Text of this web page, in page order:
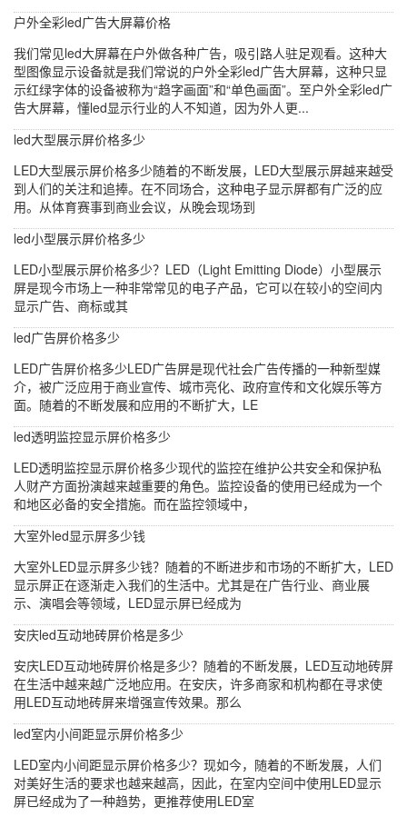
户外全彩led广告大屏幕价格
我们常见led大屏幕在户外做各种广告，吸引路人驻足观看。这种大
型图像显示设备就是我们常说的户外全彩led广告大屏幕，这种只显
示红绿字体的设备被称为“趋字画面”和“单色画面”。至户外全彩led广
告大屏幕，懂led显示行业的人不知道，因为外人更...
led大型展示屏价格多少
LED大型展示屏价格多少随着的不断发展，LED大型展示屏越来越受
到人们的关注和追捧。在不同场合，这种电子显示屏都有广泛的应
用。从体育赛事到商业会议，从晚会现场到
led小型展示屏价格多少
LED小型展示屏价格多少？LED（Light Emitting Diode）小型展示
屏是现今市场上一种非常常见的电子产品，它可以在较小的空间内
显示广告、商标或其
led广告屏价格多少
LED广告屏价格多少LED广告屏是现代社会广告传播的一种新型媒
介，被广泛应用于商业宣传、城市亮化、政府宣传和文化娱乐等方
面。随着的不断发展和应用的不断扩大，LE
led透明监控显示屏价格多少
LED透明监控显示屏价格多少现代的监控在维护公共安全和保护私
人财产方面扮演越来越重要的角色。监控设备的使用已经成为一个
和地区必备的安全措施。而在监控领域中，
大室外led显示屏多少钱
大室外LED显示屏多少钱？随着的不断进步和市场的不断扩大，LED
显示屏正在逐渐走入我们的生活中。尤其是在广告行业、商业展
示、演唱会等领域，LED显示屏已经成为
安庆led互动地砖屏价格是多少
安庆LED互动地砖屏价格是多少？随着的不断发展，LED互动地砖屏
在生活中越来越广泛地应用。在安庆，许多商家和机构都在寻求使
用LED互动地砖屏来增强宣传效果。那么
led室内小间距显示屏价格多少
LED室内小间距显示屏价格多少？现如今，随着的不断发展，人们
对美好生活的要求也越来越高，因此，在室内空间中使用LED显示
屏已经成为了一种趋势，更推荐使用LED室